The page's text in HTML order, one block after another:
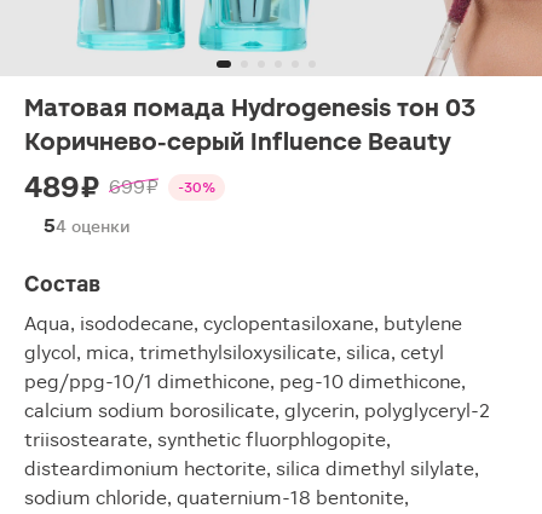
Матовая помада Hydrogenesis тон 03
Коричнево-серый Influence Beauty
489 ₽ 699 ₽ -30%
54 оценки
Состав
Aqua, isododecane, cyclopentasiloxane, butylene
glycol, mica, trimethylsiloxysilicate, silica, cetyl
peg/ppg-10/1 dimethicone, peg-10 dimethicone,
calcium sodium borosilicate, glycerin, polyglyceryl-2
triisostearate, synthetic fluorphlogopite,
disteardimonium hectorite, silica dimethyl silylate,
sodium chloride, quaternium-18 bentonite,